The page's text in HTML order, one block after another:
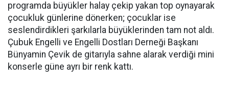
programda büyükler halay çekip yakan top oynayarak
çocukluk günlerine dönerken; çocuklar ise
seslendirdikleri şarkılarla büyüklerinden tam not aldı.
Çubuk Engelli ve Engelli Dostları Derneği Başkanı
Bünyamin Çevik de gitarıyla sahne alarak verdiği mini
konserle güne ayrı bir renk kattı.